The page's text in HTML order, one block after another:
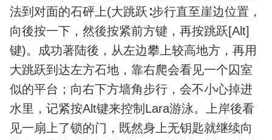
法到对面的石砰上(大跳跃∶步行直至崖边位置，
向後按一下，然後按紧前方键，再按跳跃[Alt]
键)。成功著陆後，从左边攀上较高地方，再用
大跳跃到达左方石地，靠右爬会看见一个囚室
似的平台；向右下方墙角步行，会不小心掉进
水里，记紧按Alt键来控制Lara游泳。上岸後看
见一扇上了锁的门，既然身上无钥匙就继续向